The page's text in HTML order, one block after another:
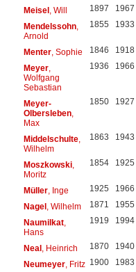
Meisel, Will 1897 1967
Mendelssohn,
Arnold
1855 1933
Menter, Sophie 1846 1918
Meyer,
Wolfgang
Sebastian
1936 1966
Meyer-
Olbersleben,
Max
1850 1927
Middelschulte,
Wilhelm
1863 1943
Moszkowski,
Moritz
1854 1925
Müller, Inge 1925 1966
Nagel, Wilhelm 1871 1955
Naumilkat,
Hans
1919 1994
Neal, Heinrich 1870 1940
Neumeyer, Fritz 1900 1983